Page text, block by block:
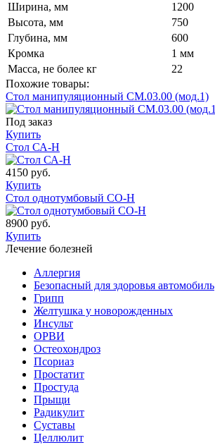
Ширина, мм
1200
Высота, мм
750
Глубина, мм
600
Кромка
1 мм
Масса, не более кг
22
Похожие товары:
Стол манипуляционный СМ.03.00 (мод.1)
Под заказ
Купить
Стол СА-Н
4150 руб.
Купить
Стол однотумбовый СО-Н
8900 руб.
Купить
Лечение болезней
Аллергия
Безопасный для здоровья автомобиль
Грипп
Желтушка у новорожденных
Инсульт
ОРВИ
Остеохондроз
Пcориаз
Простатит
Простуда
Прыщи
Радикулит
Суставы
Целлюлит